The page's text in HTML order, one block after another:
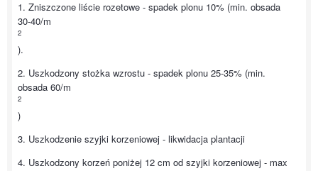
1. Zniszczone liście rozetowe - spadek plonu 10% (min. obsada
30-40/m
2
).
2. Uszkodzony stożka wzrostu - spadek plonu 25-35% (min.
obsada 60/m
2
)
3. Uszkodzenie szyjki korzeniowej - likwidacja plantacji
4. Uszkodzony korzeń poniżej 12 cm od szyjki korzeniowej - max